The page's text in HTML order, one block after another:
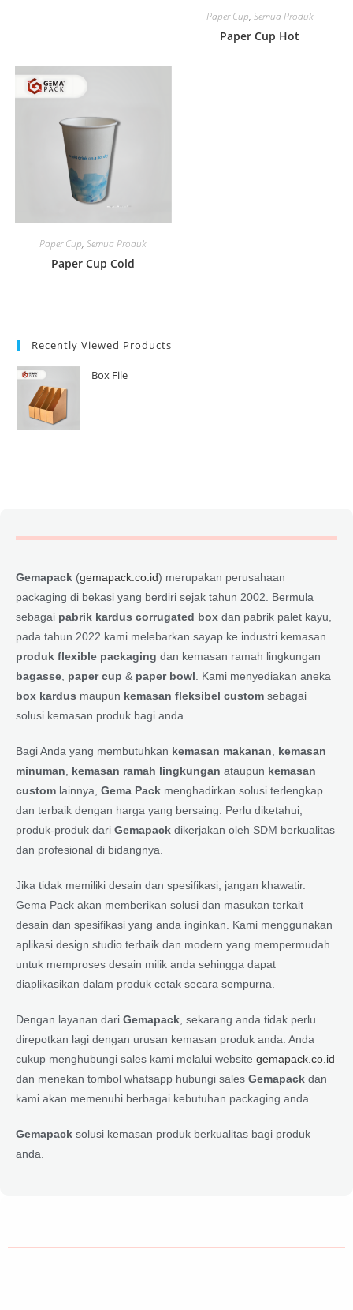
Paper Cup, Semua Produk
Paper Cup Hot
Paper Cup,Semua Produk
Paper Cup Cold
Recently Viewed Products
Box File
Gemapack (gemapack.co.id) merupakan perusahaan
packaging di bekasi yang berdiri sejak tahun 2002. Bermula
sebagai pabrik kardus corrugated box dan pabrik palet kayu,
pada tahun 2022 kami melebarkan sayap ke industri kemasan
produk flexible packaging dan kemasan ramah lingkungan
bagasse paper cup & paper bowl . Kami menyediakan aneka
box kardus maupun kemasan fleksibel custom sebagai
solusi kemasan produk bagi anda.
Bagi Anda yang membutuhkan kemasan makanan
kemasan
minuman
kemasan ramah lingkungan ataupun kemasan
custom lainnya, Gema Pack menghadirkan solusi terlengkap
dan terbaik dengan harga yang bersaing. Perlu diketahui,
produk-produk dari Gemapack dikerjakan oleh SDM berkualitas
dan profesional di bidangnya.
Jika tidak memiliki desain dan spesifikasi, jangan khawatir.
Gema Pack akan memberikan solusi dan masukan terkait
desain dan spesifikasi yang anda inginkan. Kami menggunakan
aplikasi design studio terbaik dan modern yang mempermudah
untuk memproses desain milik anda sehingga dapat
diaplikasikan dalam produk cetak secara sempurna.
Dengan layanan dari Gemapack , sekarang anda tidak perlu
direpotkan lagi dengan urusan kemasan produk anda. Anda
cukup menghubungi sales kami melalui website gemapack.co.id
dan menekan tombol whatsapp hubungi sales Gemapack dan
kami akan memenuhi berbagai kebutuhan packaging anda.
Gemapack solusi kemasan produk berkualitas bagi produk
anda.